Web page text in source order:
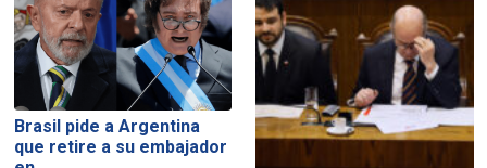
Brasil pide a Argentina
que retire a su embajador